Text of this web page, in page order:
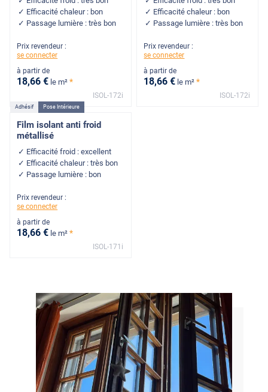
Efficacité chaleur : bon
Passage lumière : très bon
Prix revendeur :
se connecter
à partir de
18,66 € le m² *
ISOL-172i
Efficacité chaleur : bon
Passage lumière : très bon
Prix revendeur :
se connecter
à partir de
18,66 € le m² *
ISOL-172i
Adhésif Pose Intérieure
Film isolant anti froid
métallisé
Efficacité froid : excellent
Efficacité chaleur : très bon
Passage lumière : bon
Prix revendeur :
se connecter
à partir de
18,66 € le m² *
ISOL-171i